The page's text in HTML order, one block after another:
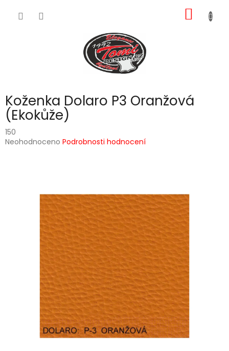
KOŠÍK
Koženka Dolaro P3 Oranžová
(Ekokůže)
150
Průměrné
Neohodnoceno Podrobnosti hodnocení